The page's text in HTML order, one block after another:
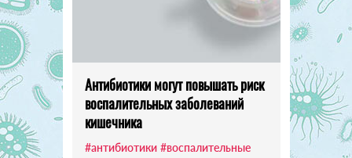
Антибиотики могут повышать риск
воспалительных заболеваний
кишечника
#антибиотики #воспалительные